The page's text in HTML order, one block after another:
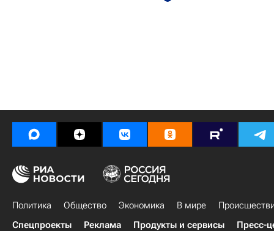
Политика Общество Экономика В мире
Спецпроекты
Реклама Продукты и сервисы Пресс-